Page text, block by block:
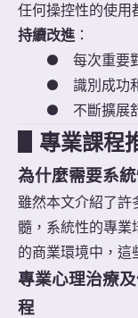
任何操控性的使用
持續改進 ：
●
每次重要
●
識別成功
●
不斷擴展
專業課程
為什麼需要系
雖然本文介紹了
髓，系統性的專業
的商業環境中，這
專業心理治療
程